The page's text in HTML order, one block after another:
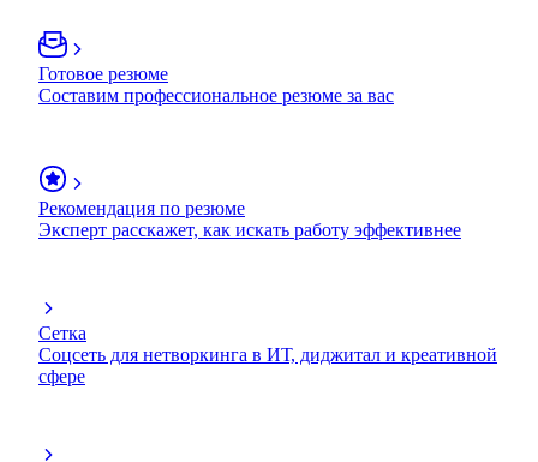
Готовое резюме
Составим профессиональное резюме за вас
Рекомендация по резюме
Эксперт расскажет, как искать работу эффективнее
Сетка
Соцсеть для нетворкинга в ИТ, диджитал и креативной
сфере